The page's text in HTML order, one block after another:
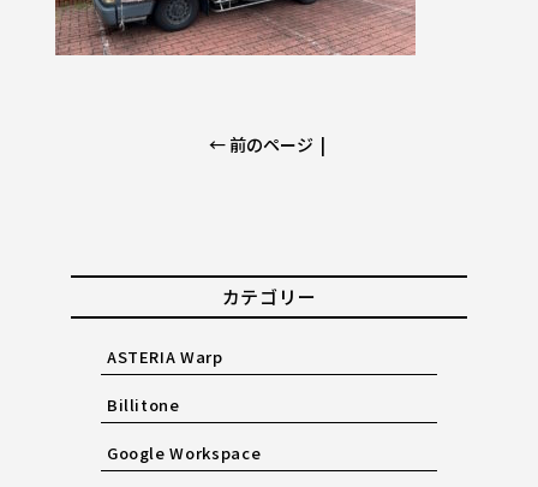
← 前のページ |
カテゴリー
ASTERIA Warp
Billitone
Google Workspace